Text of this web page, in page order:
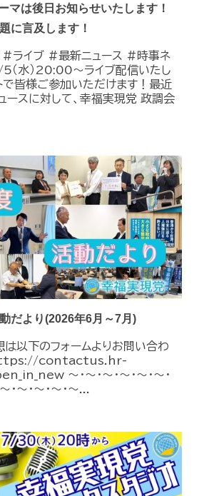
は後日お知らせいたします！
に言及します！
ライブ #最新ニュース #時事ネ
水）20:00～ライブ配信いたし
で皆様ご参加いただけます！最近
ースに対して、幸福実現党 政調会
だより(2026年6月～7月)
は以下のフォームよりお問い合わ
contactus.hr-
～・～・～・～・～・～・
・～・～・～・～...